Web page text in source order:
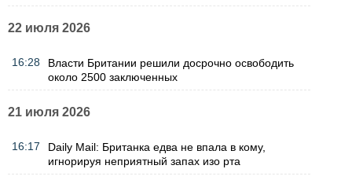
22 июля 2026
16:28
Власти Британии решили досрочно освободить
около 2500 заключенных
21 июля 2026
16:17
Daily Mail: Британка едва не впала в кому,
игнорируя неприятный запах изо рта